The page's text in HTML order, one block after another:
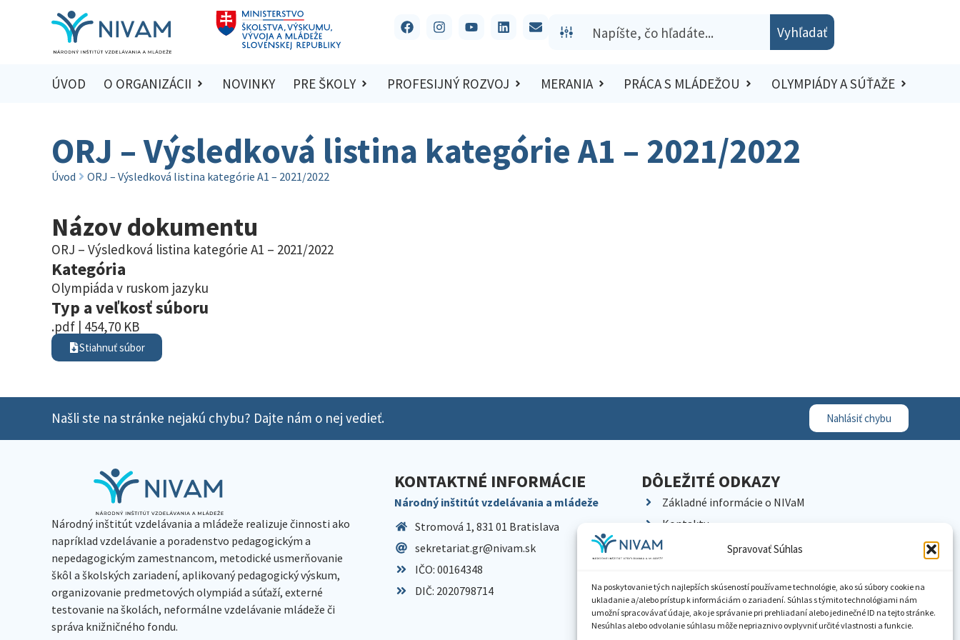
Spravovať Súhlas
Na poskytovanie tých najlepších skúseností používame technológie, ako sú súbory cookie na
ukladanie a/alebo prístup k informáciám o zariadení. Súhlas s týmito technológiami nám
umožní spracovávať údaje, ako je správanie pri prehliadaní alebo jedinečné ID na tejto stránke.
Nesúhlas alebo odvolanie súhlasu môže nepriaznivo ovplyvniť určité vlastnosti a funkcie.
Vyhľadať
ÚVOD O ORGANIZÁCII NOVINKY PRE ŠKOLY PROFESIJNÝ ROZVOJ MERANIA PRÁCA S MLÁDEŽOU OLYMPIÁDY A SÚŤAŽE
ORJ – Výsledková listina kategórie A1 – 2021/2022
Úvod ORJ – Výsledková listina kategórie A1 – 2021/2022
Názov dokumentu
ORJ – Výsledková listina kategórie A1 – 2021/2022
Kategória
Olympiáda v ruskom jazyku
Typ a veľkosť súboru
.pdf | 454,70 KB
Stiahnuť súbor
Našli ste na stránke nejakú chybu? Dajte nám o nej vedieť. Nahlásiť chybu
Národný inštitút vzdelávania a mládeže realizuje činnosti ako
napríklad vzdelávanie a poradenstvo pedagogickým a
nepedagogickým zamestnancom, metodické usmerňovanie
škôl a školských zariadení, aplikovaný pedagogický výskum,
organizovanie predmetových olympiád a súťaží, externé
testovanie na školách, neformálne vzdelávanie mládeže či
správa knižničného fondu.
KONTAKTNÉ INFORMÁCIE
Národný inštitút vzdelávania a mládeže
Stromová 1, 831 01 Bratislava
sekretariat.gr@nivam.sk
IČO: 00164348
DIČ: 2020798714
DÔLEŽITÉ ODKAZY
Základné informácie o NIVaM
Kontakty
Kariéra
Pracoviská NIVaM
Dokumenty inštitúcie
Knižnica